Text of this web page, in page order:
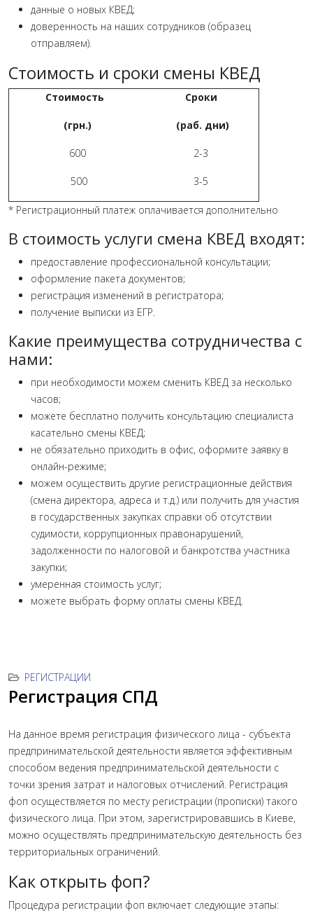
данные о новых КВЕД;
доверенность на наших сотрудников (образец
отправляем).
Стоимость и сроки смены КВЕД
Стоимость
(грн.)
Сроки
(раб. дни)
600 2-3
500 3-5
* Регистрационный платеж оплачивается дополнительно
В стоимость услуги смена КВЕД входят:
предоставление профессиональной консультации;
оформление пакета документов;
регистрация изменений в регистратора;
получение выписки из ЕГР.
Какие преимущества сотрудничества с
нами:
при необходимости можем сменить КВЕД за несколько
часов;
можете бесплатно получить консультацию специалиста
касательно смены КВЕД;
не обязательно приходить в офис, оформите заявку в
онлайн-режиме;
можем осуществить другие регистрационные действия
(смена директора, адреса и т.д.) или получить для участия
в государственных закупках справки об отсутствии
судимости, коррупционных правонарушений,
задолженности по налоговой и банкротства участника
закупки;
умеренная стоимость услуг;
можете выбрать форму оплаты смены КВЕД.
РЕГИСТРАЦИИ
Регистрация СПД
На данное время регистрация физического лица - субъекта
предпринимательской деятельности является эффективным
способом ведения предпринимательской деятельности с
точки зрения затрат и налоговых отчислений. Регистрация
фоп осуществляется по месту регистрации (прописки) такого
физического лица. При этом, зарегистрировавшись в Киеве,
можно осуществлять предпринимательскую деятельность без
территориальных ограничений.
Как открыть фоп?
Процедура регистрации фоп включает следующие этапы: